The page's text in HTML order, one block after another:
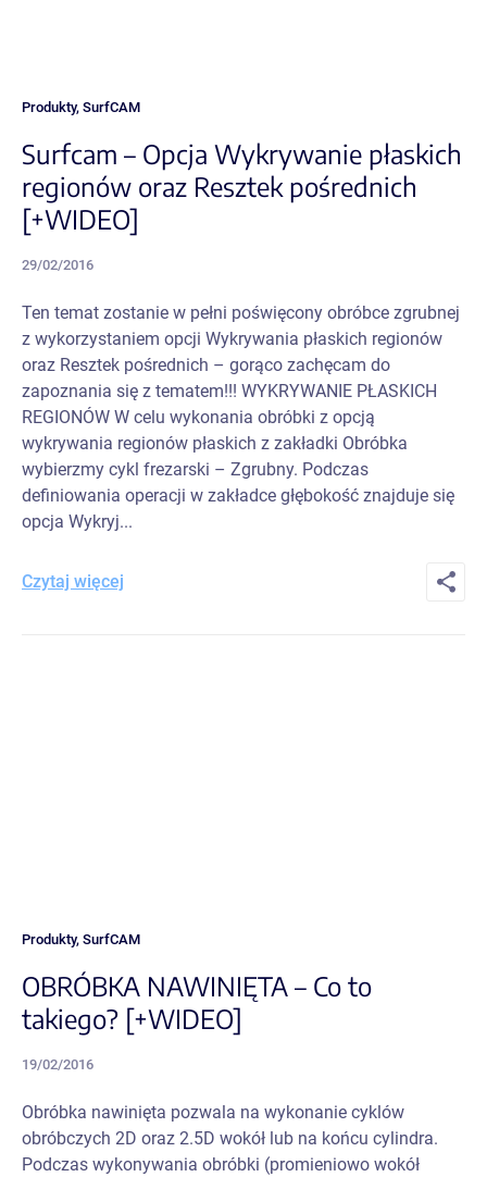
Produkty, SurfCAM
Surfcam – Opcja Wykrywanie płaskich
regionów oraz Resztek pośrednich
[+WIDEO]
29/02/2016
Ten temat zostanie w pełni poświęcony obróbce zgrubnej
z wykorzystaniem opcji Wykrywania płaskich regionów
oraz Resztek pośrednich – gorąco zachęcam do
zapoznania się z tematem!!! WYKRYWANIE PŁASKICH
REGIONÓW W celu wykonania obróbki z opcją
wykrywania regionów płaskich z zakładki Obróbka
wybierzmy cykl frezarski – Zgrubny. Podczas
definiowania operacji w zakładce głębokość znajduje się
opcja Wykryj...
Czytaj więcej
Produkty, SurfCAM
OBRÓBKA NAWINIĘTA – Co to
takiego? [+WIDEO]
19/02/2016
Obróbka nawinięta pozwala na wykonanie cyklów
obróbczych 2D oraz 2.5D wokół lub na końcu cylindra.
Podczas wykonywania obróbki (promieniowo wokół